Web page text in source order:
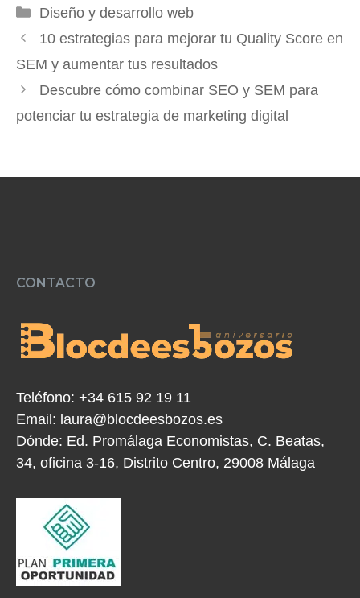
Categorías
Diseño y desarrollo web
10 estrategias para mejorar tu Quality Score en
SEM y aumentar tus resultados
Descubre cómo combinar SEO y SEM para
potenciar tu estrategia de marketing digital
CONTACTO
Teléfono: +34 615 92 19 11
Email: laura@blocdeesbozos.es
Dónde: Ed. Promálaga Economistas, C. Beatas,
34, oficina 3-16, Distrito Centro, 29008 Málaga